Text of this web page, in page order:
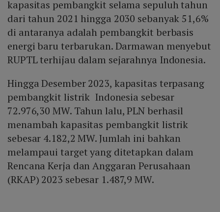
kapasitas pembangkit selama sepuluh tahun
dari tahun 2021 hingga 2030 sebanyak 51,6%
di antaranya adalah pembangkit berbasis
energi baru terbarukan. Darmawan menyebut
RUPTL terhijau dalam sejarahnya Indonesia.
Hingga Desember 2023, kapasitas terpasang
pembangkit listrik Indonesia sebesar
72.976,30 MW. Tahun lalu, PLN berhasil
menambah kapasitas pembangkit listrik
sebesar 4.182,2 MW. Jumlah ini bahkan
melampaui target yang ditetapkan dalam
Rencana Kerja dan Anggaran Perusahaan
(RKAP) 2023 sebesar 1.487,9 MW.